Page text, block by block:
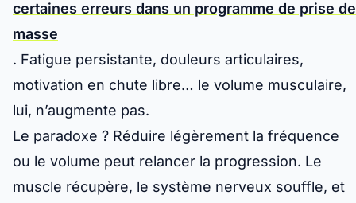
certaines erreurs dans un programme de prise de
masse
. Fatigue persistante, douleurs articulaires,
motivation en chute libre… le volume musculaire,
lui, n’augmente pas.
Le paradoxe ? Réduire légèrement la fréquence
ou le volume peut relancer la progression. Le
muscle récupère, le système nerveux souffle, et